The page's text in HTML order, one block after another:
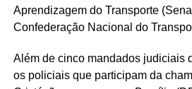
Aprendizagem do Transporte
Confederação Nacional do
Além de cinco mandados judiciais
os policiais que participam da